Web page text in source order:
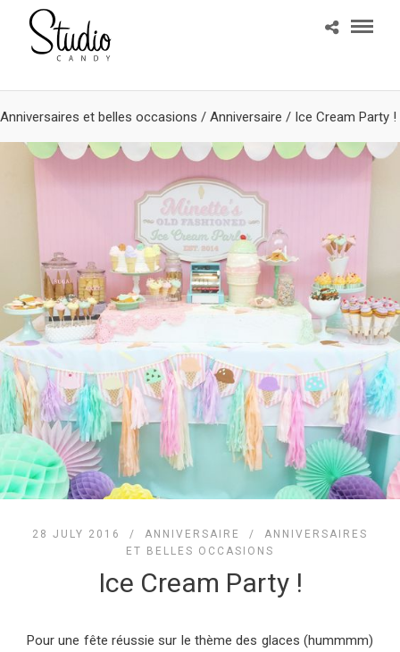
Anniversaires et belles occasions / Anniversaire / Ice Cream Party !
28 JULY 2016 / ANNIVERSAIRE / ANNIVERSAIRES
ET BELLES OCCASIONS
Ice Cream Party !
Pour une fête réussie sur le thème des glaces (hummmm)